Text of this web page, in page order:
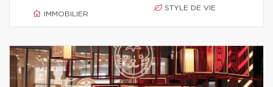
IMMOBILIER
STYLE DE VIE